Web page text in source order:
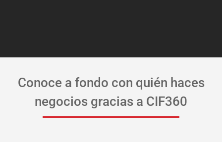
Conoce a fondo con quién haces
negocios gracias a CIF360